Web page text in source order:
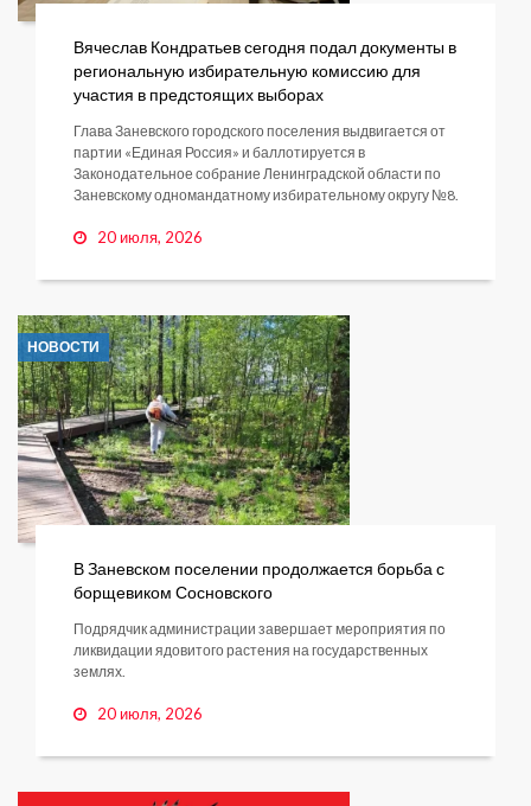
Вячеслав Кондратьев сегодня подал документы в
региональную избирательную комиссию для
участия в предстоящих выборах
Глава Заневского городского поселения выдвигается от
партии «Единая Россия» и баллотируется в
Законодательное собрание Ленинградской области по
Заневскому одномандатному избирательному округу №8.
20 июля, 2026
НОВОСТИ
В Заневском поселении продолжается борьба с
борщевиком Сосновского
Подрядчик администрации завершает мероприятия по
ликвидации ядовитого растения на государственных
землях.
20 июля, 2026